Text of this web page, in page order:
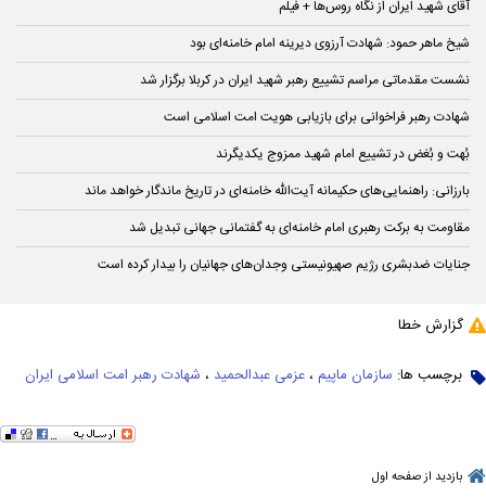
آقای شهید ایران از نگاه روس‌ها + فیلم
شیخ ماهر حمود: شهادت آرزوی دیرینه امام خامنه‌ای بود
نشست مقدماتی مراسم تشییع رهبر شهید ایران در کربلا برگزار شد
شهادت رهبر فراخوانی برای بازیابی هویت امت اسلامی است
بُهت و بُغض در تشییع امام شهید ممزوج یکدیگرند
بارزانی: راهنمایی‌های حکیمانه آیت‌الله خامنه‌ای در تاریخ ماندگار خواهد ماند
مقاومت به برکت رهبری امام خامنه‌ای به گفتمانی جهانی تبدیل شد
جنایات ضدبشری رژیم صهیونیستی وجدان‌های جهانیان را بیدار کرده است
گزارش خطا
برچسب ها: سازمان ماپیم ، عزمی عبدالحمید ، شهادت رهبر امت اسلامی ایران
بازدید از صفحه اول